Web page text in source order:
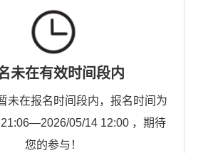
未在有效时间段内
未在报名时间段内，报名时间为
05/14 12:00 ，期待
您的参与！